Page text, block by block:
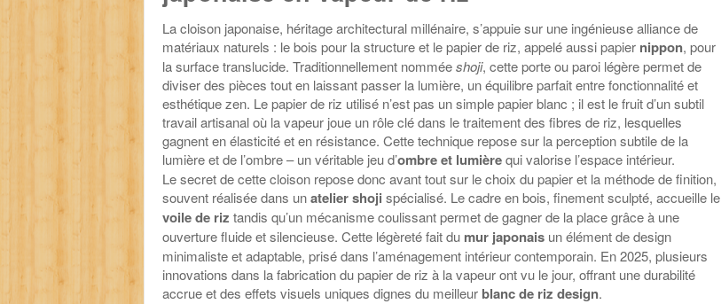
La cloison japonaise, héritage architectural millénaire, s’appuie sur une ingénieuse alliance de
matériaux naturels : le bois pour la structure et le papier de riz, appelé aussi papier nippon, pour
la surface translucide. Traditionnellement nomméeshoji, cette porte ou paroi légère permet de
diviser des pièces tout en laissant passer la lumière, un équilibre parfait entre fonctionnalité et
esthétique zen. Le papier de riz utilisé n’est pas un simple papier blanc ; il est le fruit d’un subtil
travail artisanal où la vapeur joue un rôle clé dans le traitement des fibres de riz, lesquelles
gagnent en élasticité et en résistance. Cette technique repose sur la perception subtile de la
lumière et de l’ombre – un véritable jeu d’ombre et lumièrequi valorise l’espace intérieur.
Le secret de cette cloison repose donc avant tout sur le choix du papier et la méthode de finition,
souvent réalisée dans unatelier shoji spécialisé. Le cadre en bois, finement sculpté, accueille le
voile de riz tandis qu’un mécanisme coulissant permet de gagner de la place grâce à une
ouverture fluide et silencieuse. Cette légèreté fait du mur japonais un élément de design
minimaliste et adaptable, prisé dans l’aménagement intérieur contemporain. En 2025, plusieurs
innovations dans la fabrication du papier de riz à la vapeur ont vu le jour, offrant une durabilité
accrue et des effets visuels uniques dignes du meilleur blanc de riz design.